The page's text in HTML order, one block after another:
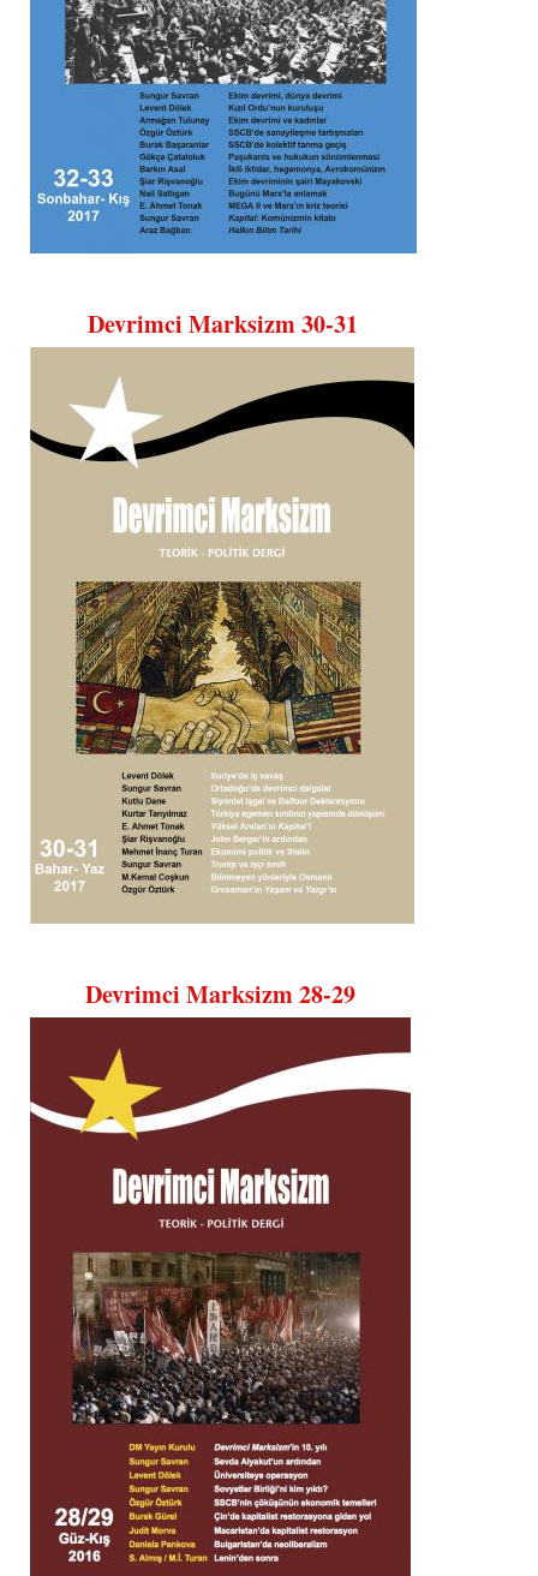
Devrimci Marksizm 30-31
Devrimci Marksizm 28-29